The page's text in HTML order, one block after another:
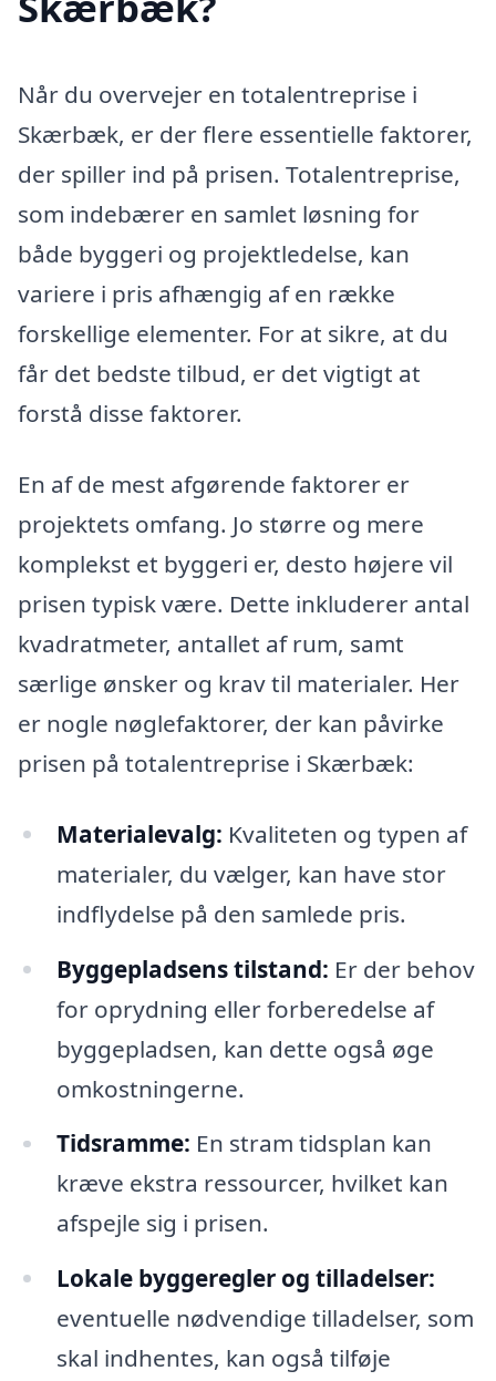
Når du overvejer en totalentreprise i
Skærbæk, er der flere essentielle faktorer,
der spiller ind på prisen. Totalentreprise,
som indebærer en samlet løsning for
både byggeri og projektledelse, kan
variere i pris afhængig af en række
forskellige elementer. For at sikre, at du
får det bedste tilbud, er det vigtigt at
forstå disse faktorer.
En af de mest afgørende faktorer er
projektets omfang. Jo større og mere
komplekst et byggeri er, desto højere vil
prisen typisk være. Dette inkluderer antal
kvadratmeter, antallet af rum, samt
særlige ønsker og krav til materialer. Her
er nogle nøglefaktorer, der kan påvirke
prisen på totalentreprise i Skærbæk:
Materialevalg: Kvaliteten og typen af
materialer, du vælger, kan have stor
indflydelse på den samlede pris.
Byggepladsens tilstand: Er der behov
for oprydning eller forberedelse af
byggepladsen, kan dette også øge
omkostningerne.
Tidsramme: En stram tidsplan kan
kræve ekstra ressourcer, hvilket kan
afspejle sig i prisen.
Lokale byggeregler og tilladelser:
eventuelle nødvendige tilladelser, som
skal indhentes, kan også tilføje